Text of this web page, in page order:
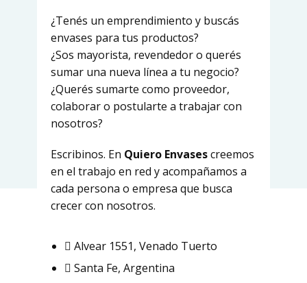
¿Tenés un emprendimiento y buscás
envases para tus productos?
¿Sos mayorista, revendedor o querés
sumar una nueva línea a tu negocio?
¿Querés sumarte como proveedor,
colaborar o postularte a trabajar con
nosotros?
Escribinos. En Quiero Envasescreemos
en el trabajo en red y acompañamos a
cada persona o empresa que busca
crecer con nosotros.
Alvear 1551, Venado Tuerto
Santa Fe, Argentina